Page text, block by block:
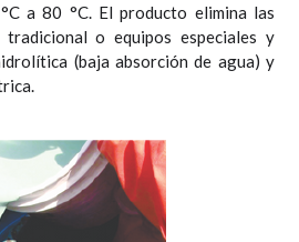
a 80 °C. El producto elimina las
tradicional o equipos especiales y
(baja absorción de agua) y